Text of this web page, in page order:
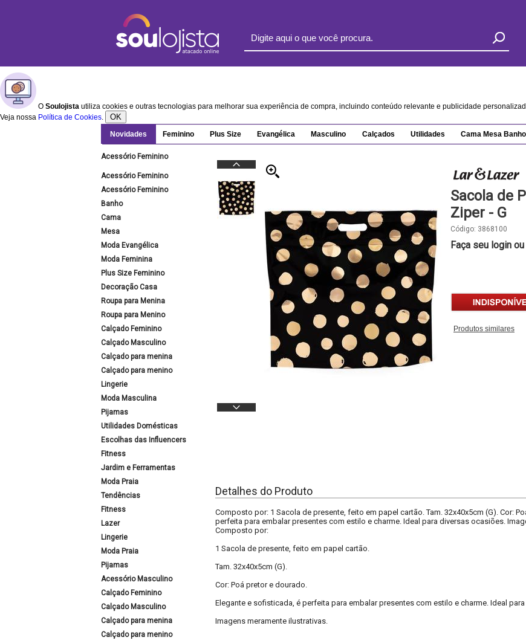
O Soulojista utiliza cookies e outras tecnologias para melhorar sua experiência de compra, incluindo conteúdo relevante e publicidade
Veja nossa Política de Cookies. OK
Novidades Feminino Plus Size Evangélica Masculino Calçados Utilidades Cama Mesa Banho
Acessório Feminino
Acessório Feminino
Acessório Feminino
Banho
Cama
Mesa
Moda Evangélica
Moda Feminina
Plus Size Feminino
Decoração Casa
Roupa para Menina
Roupa para Menino
Calçado Feminino
Calçado Masculino
Calçado para menina
Calçado para menino
Lingerie
Moda Masculina
Pijamas
Utilidades Domésticas
Escolhas das Influencers
Fitness
Jardim e Ferramentas
Moda Praia
Tendências
Fitness
Lazer
Lingerie
Moda Praia
Pijamas
Acessório Masculino
Calçado Feminino
Calçado Masculino
Calçado para menina
Calçado para menino
Sacola de
Ziper - G
Código: 3868100
Faça seu login
Produtos similares
Detalhes do Produto
Composto por: 1 Sacola de presente, feito em papel cartão. Tam. 32x40x5cm (G). Cor:
perfeita para embalar presentes com estilo e charme. Ideal para diversas ocasiões.
Composto por:
1 Sacola de presente, feito em papel cartão.
Tam. 32x40x5cm (G).
Cor: Poá pretor e dourado.
Elegante e sofisticada, é perfeita para embalar presentes com estilo e charme. Ideal
Imagens meramente ilustrativas.